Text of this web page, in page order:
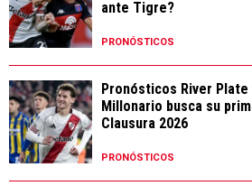
ante Tigre?
PRONÓSTICOS
Pronósticos River
Millonario busca su
Clausura 2026
PRONÓSTICOS